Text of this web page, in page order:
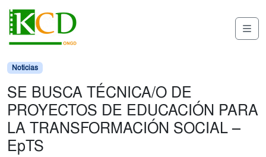
Skip to content
Skip to footer
Noticias
SE BUSCA TÉCNICA/O DE
PROYECTOS DE EDUCACIÓN PARA
LA TRANSFORMACIÓN SOCIAL –
EpTS